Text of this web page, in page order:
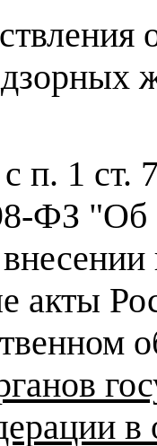
п. 1 ст.
ФЗ "Об
акты
в